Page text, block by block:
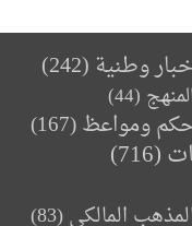
وطنية(242)
(44)
ومواعظ(167)
(716)
المالكي (83)